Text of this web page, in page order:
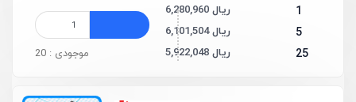
1 6,280,960 ریال
5 6,101,504 ریال
25 5,922,048 ریال موجودی : 20